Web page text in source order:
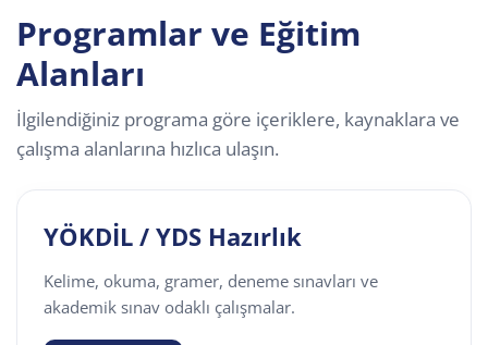
Programlar ve Eğitim
Alanları
İlgilendiğiniz programa göre içeriklere, kaynaklara ve
çalışma alanlarına hızlıca ulaşın.
YÖKDİL / YDS Hazırlık
Kelime, okuma, gramer, deneme sınavları ve
akademik sınav odaklı çalışmalar.